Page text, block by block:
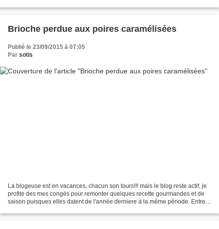
Brioche perdue aux poires caramélisées
Publié le 23/09/2015 à 07:05
Par sotis
La blogeuse est en vacances, chacun son tours!!! mais le blog reste actif, je
profite des mes congés pour remonter quelques recette gourmandes et de
saison puisques elles datent de l'année derniere à la même période. Entrez